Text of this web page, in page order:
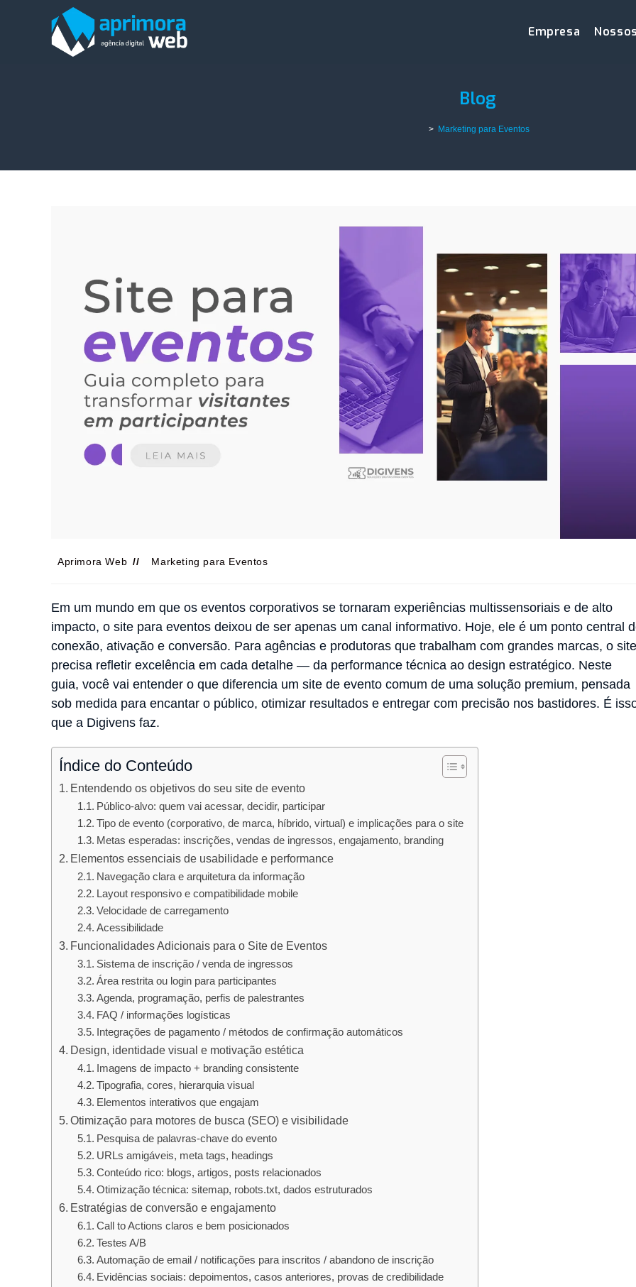
Empresa
Blog
> Marketing para Eventos
Aprimora Web Marketing para Eventos
Em um mundo em que os eventos corporativos se tornaram experiências multissensoriais e de alto
impacto, o site para eventos deixou de ser apenas um canal informativo. Hoje, ele é um ponto central
conexão, ativação e conversão. Para agências e produtoras que trabalham com grandes marcas, o site
precisa refletir excelência em cada detalhe — da performance técnica ao design estratégico. Neste
guia, você vai entender o que diferencia um site de evento comum de uma solução premium, pensada
sob medida para encantar o público, otimizar resultados e entregar com precisão nos bastidores. É
que a Digivens faz.
Índice do Conteúdo
Entendendo os objetivos do seu site de evento
Público-alvo: quem vai acessar, decidir, participar
Tipo de evento (corporativo, de marca, híbrido, virtual) e implicações para o site
Metas esperadas: inscrições, vendas de ingressos, engajamento, branding
Elementos essenciais de usabilidade e performance
Navegação clara e arquitetura da informação
Layout responsivo e compatibilidade mobile
Velocidade de carregamento
Acessibilidade
Funcionalidades Adicionais para o Site de Eventos
Sistema de inscrição / venda de ingressos
Área restrita ou login para participantes
Agenda, programação, perfis de palestrantes
FAQ / informações logísticas
Integrações de pagamento / métodos de confirmação automáticos
Design, identidade visual e motivação estética
Imagens de impacto + branding consistente
Tipografia, cores, hierarquia visual
Elementos interativos que engajam
Otimização para motores de busca (SEO) e visibilidade
Pesquisa de palavras-chave do evento
URLs amigáveis, meta tags, headings
Conteúdo rico: blogs, artigos, posts relacionados
Otimização técnica: sitemap, robots.txt, dados estruturados
Estratégias de conversão e engajamento
Call to Actions claros e bem posicionados
Testes A/B
Automação de email / notificações para inscritos / abandono de inscrição
Evidências sociais: depoimentos, casos anteriores, provas de credibilidade